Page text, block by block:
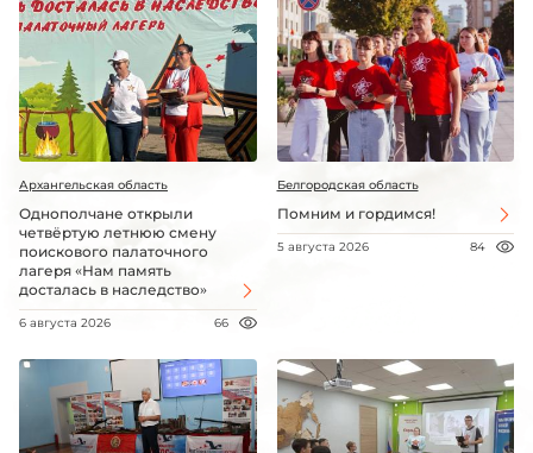
Архангельская область
Однополчане открыли
четвёртую летнюю смену
поискового палаточного
лагеря «Нам память
досталась в наследство»
6 августа 2026 66
Белгородская область
Помним и гордимся!
5 августа 2026 84